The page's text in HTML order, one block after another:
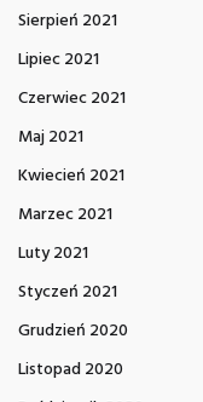
Sierpień 2021
Lipiec 2021
Czerwiec 2021
Maj 2021
Kwiecień 2021
Marzec 2021
Luty 2021
Styczeń 2021
Grudzień 2020
Listopad 2020